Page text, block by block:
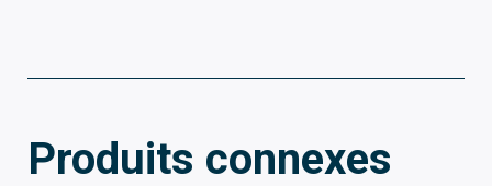
Produits connexes